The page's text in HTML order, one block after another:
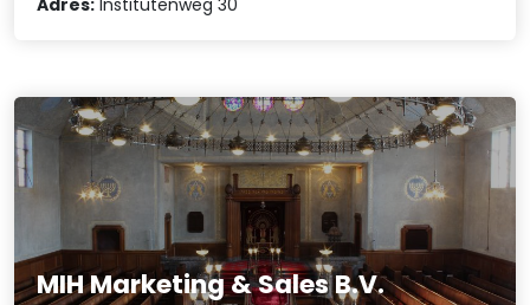
Adres: Institutenweg 30
MIH Marketing & Sales B.V.